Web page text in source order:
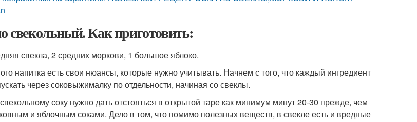
свекольный. Как приготовить:
свекла, 2 средних моркови, 1 большое яблоко.
напитка есть свои нюансы, которые нужно учитывать. Начнем с того, что каждый ингредиент
через соковыжималку по отдельности, начиная со свеклы.
соку нужно дать отстояться в открытой таре как минимум минут 20-30 прежде, чем
и яблочным соками. Дело в том, что помимо полезных веществ, в свекле есть и вредные